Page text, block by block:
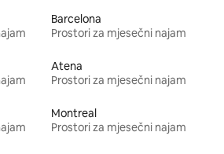
Barcelona
Prostori za mjesečni najam
Atena
Prostori za mjesečni najam
Montreal
Prostori za mjesečni najam